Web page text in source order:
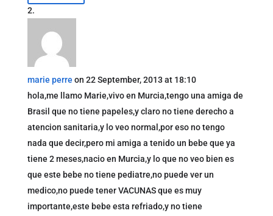
marie perre on 22 September, 2013 at 18:10
hola,me llamo Marie,vivo en Murcia,tengo una amiga de
Brasil que no tiene papeles,y claro no tiene derecho a
atencion sanitaria,y lo veo normal,por eso no tengo
nada que decir,pero mi amiga a tenido un bebe que ya
tiene 2 meses,nacio en Murcia,y lo que no veo bien es
que este bebe no tiene pediatre,no puede ver un
medico,no puede tener VACUNAS que es muy
importante,este bebe esta refriado,y no tiene